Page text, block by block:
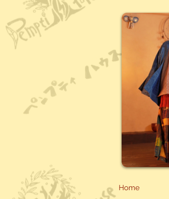
Home